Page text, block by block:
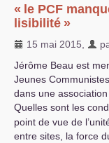
« le PCF
lisibilité »
15 mai 2015
Jérôme Beau est
Jeunes
dans une association
Quelles sont les
point de vue de
entre sites, la force